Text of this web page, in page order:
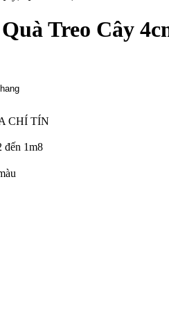
Treo Cây
CHÍ TÍN
đến 1m8